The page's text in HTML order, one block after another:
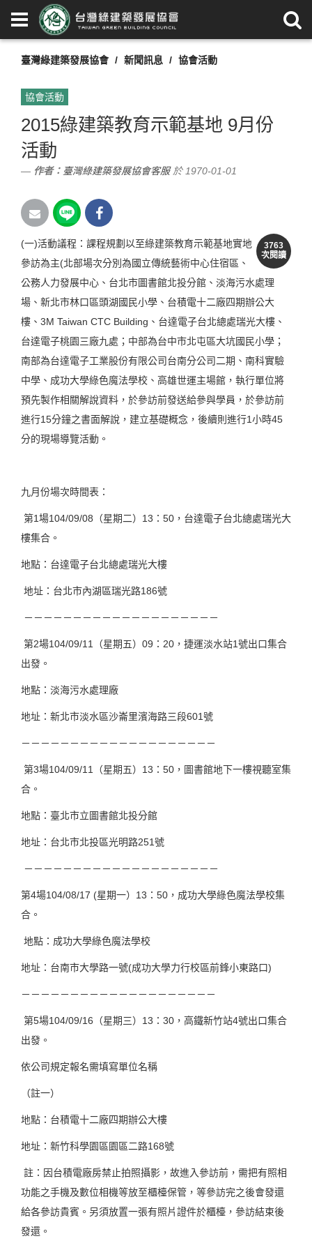
臺灣綠建築發展協會 新聞訊息 協會活動
協會活動
2015綠建築教育示範基地 9月份
活動
作者： 臺灣綠建築發展協會客服於 1970-01-01
3763
次閱讀
(一)活動議程：課程規劃以至綠建築教育示範基地實地
參訪為主(北部場次分別為國立傳統藝術中心住宿區、
公務人力發展中心、台北市圖書館北投分館、淡海污水處理
場、新北市林口區頭湖國民小學、台積電十二廠四期辦公大
樓、3M Taiwan CTC Building、台達電子台北總處瑞光大樓、
台達電子桃園三廠九處；中部為台中市北屯區大坑國民小學；
南部為台達電子工業股份有限公司台南分公司二期、南科實驗
中學、成功大學綠色魔法學校、高雄世運主場館，執行單位將
預先製作相關解說資料，於參訪前發送給參與學員，於參訪前
進行15分鐘之書面解說，建立基礎概念，後續則進行1小時45
分的現場導覽活動。
九月份場次時間表：
第1場104/09/08（星期二）13：50，台達電子台北總處瑞光大
樓集合。
地點：台達電子台北總處瑞光大樓
地址：台北市內湖區瑞光路186號
－－－－－－－－－－－－－－－－－－－－
第2場104/09/11（星期五）09：20，捷運淡水站1號出口集合
出發。
地點：淡海污水處理廠
地址：新北市淡水區沙崙里濱海路三段601號
－－－－－－－－－－－－－－－－－－－－
第3場104/09/11（星期五）13：50，圖書館地下一樓視聽室集
合。
地點：臺北市立圖書館北投分館
地址：台北市北投區光明路251號
－－－－－－－－－－－－－－－－－－－－
第4場104/08/17 (星期一）13：50，成功大學綠色魔法學校集
合。
地點：成功大學綠色魔法學校
地址：台南市大學路一號(成功大學力行校區前鋒小東路口)
－－－－－－－－－－－－－－－－－－－－
第5場104/09/16（星期三）13：30，高鐵新竹站4號出口集合
出發。
依公司規定報名需填寫單位名稱
（註一）
地點：台積電十二廠四期辦公大樓
地址：新竹科學園區園區二路168號
註：因台積電廠房禁止拍照攝影，故進入參訪前，需把有照相
功能之手機及數位相機等放至櫃檯保管，等參訪完之後會發還
給各參訪貴賓。另須放置一張有照片證件於櫃檯，參訪結束後
發還。